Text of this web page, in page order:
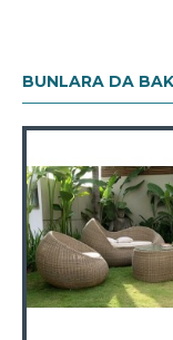
AZURE, açık
BUNLARA DA